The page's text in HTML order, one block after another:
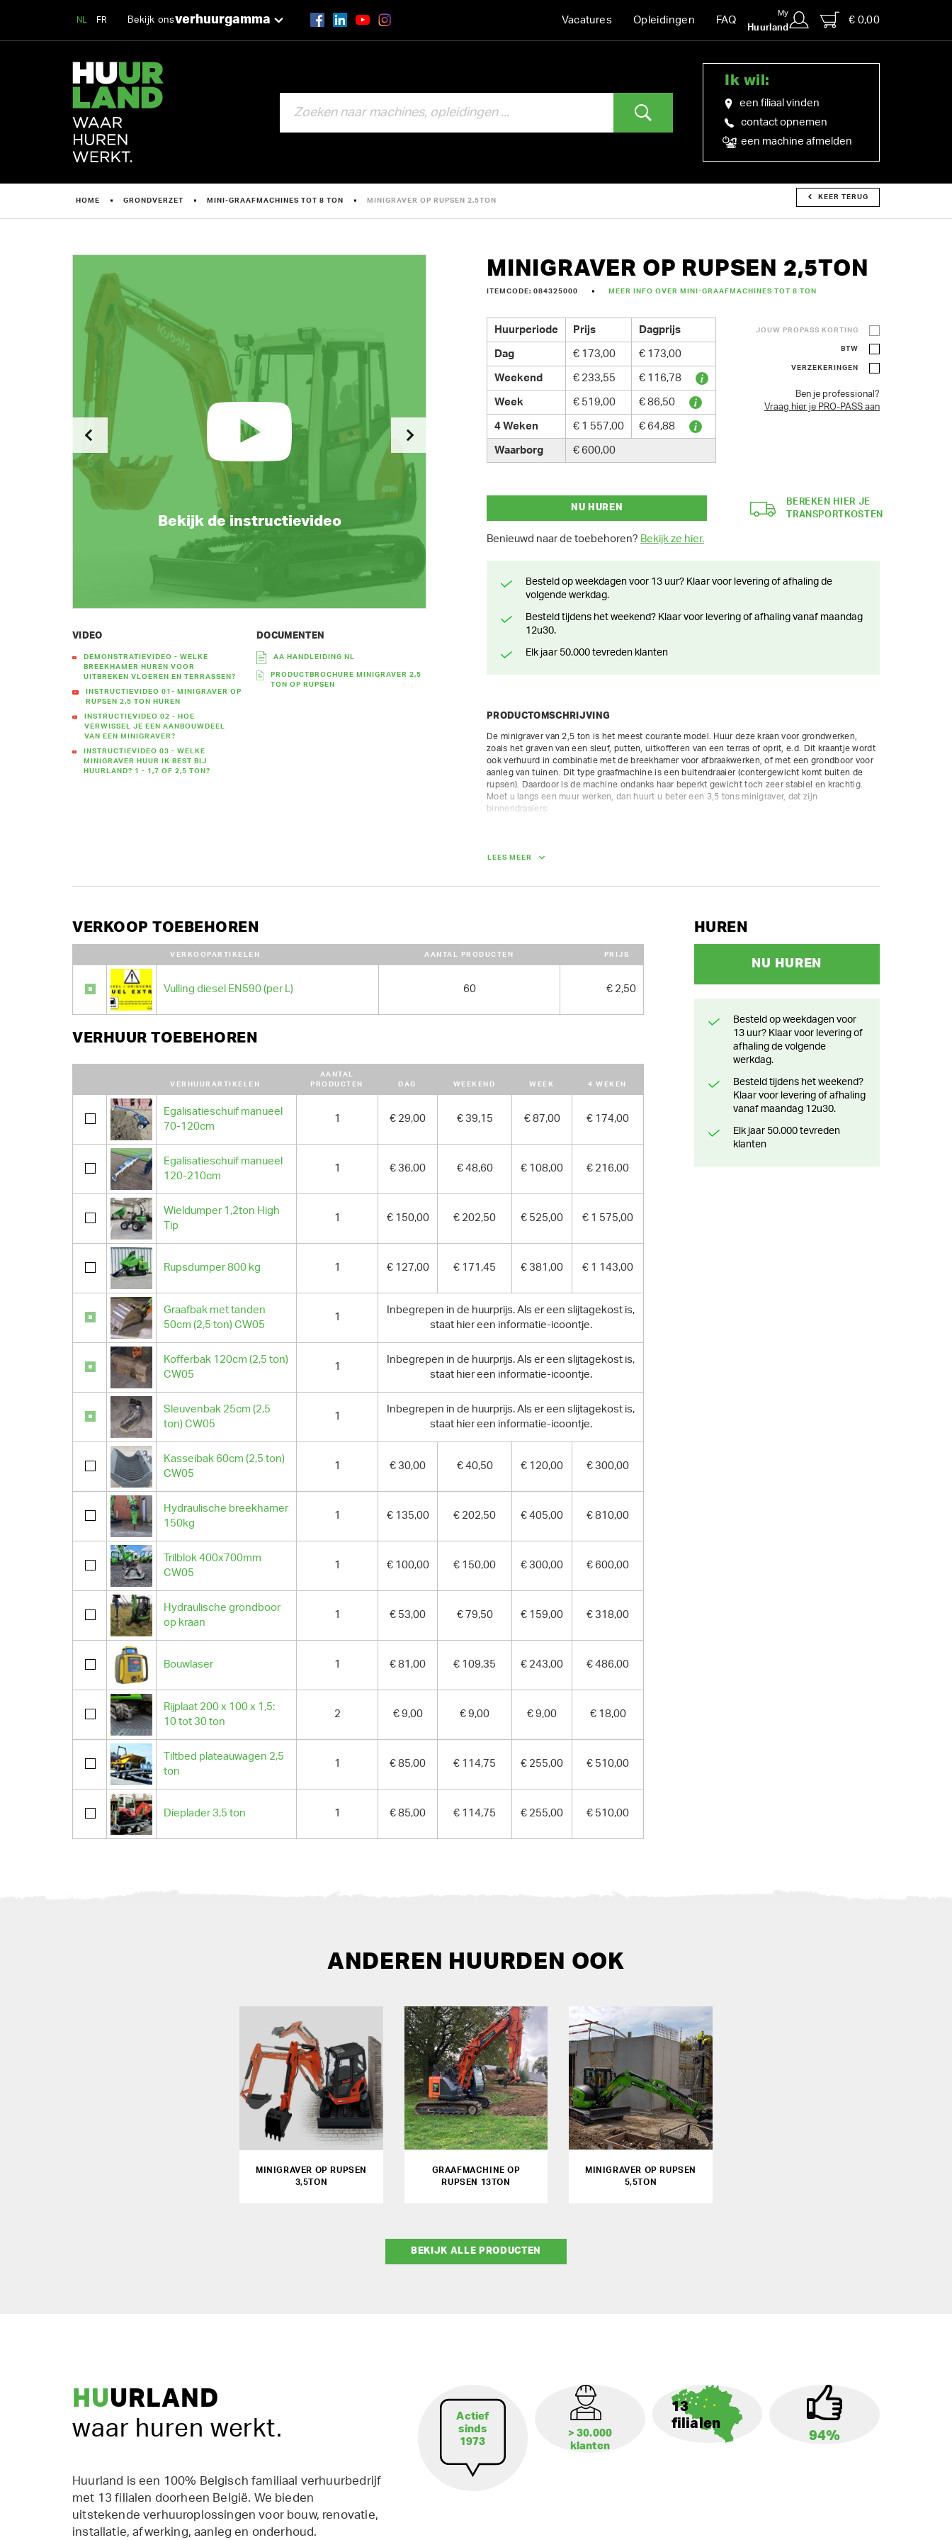
NL FR Bekijk onsverhuurgamma Vacatures Opleidingen FAQ
My
Huurland
€ 0,00
Ik wil:
een filiaal vinden
contact opnemen
een machine afmelden
HOME GRONDVERZET MINI-GRAAFMACHINES TOT 8 TON MINIGRAVER OP RUPSEN 2,5TON KEER TERUG
MINIGRAVER OP RUPSEN 2,5TON
ITEMCODE: 084325000 MEER INFO OVER MINI-GRAAFMACHINES TOT 8 TON
Bekijk de instructievideo
VIDEO
DEMONSTRATIEVIDEO - WELKE
BREEKHAMER HUREN VOOR
UITBREKEN VLOEREN EN TERRASSEN?
INSTRUCTIEVIDEO 01- MINIGRAVER OP
RUPSEN 2,5 TON HUREN
INSTRUCTIEVIDEO 02 - HOE
VERWISSEL JE EEN AANBOUWDEEL
VAN EEN MINIGRAVER?
INSTRUCTIEVIDEO 03 - WELKE
MINIGRAVER HUUR IK BEST BIJ
HUURLAND? 1 - 1,7 OF 2,5 TON?
DOCUMENTEN
AA HANDLEIDING NL
PRODUCTBROCHURE MINIGRAVER 2,5
TON OP RUPSEN
Huurperiode Prijs Dagprijs
Dag € 173,00 € 173,00
Weekend € 233,55 € 116,78
Week € 519,00 € 86,50
4 Weken € 1 557,00 € 64,88
Waarborg € 600,00
JOUW PROPASS KORTING
BTW
VERZEKERINGEN
Ben je professional?
Vraag hier je PRO-PASS aan
NU HUREN
Benieuwd naar de toebehoren? Bekijk ze hier.
BEREKEN HIER JE
TRANSPORTKOSTEN
Besteld op weekdagen voor 13 uur? Klaar voor levering of afhaling de
volgende werkdag.
Besteld tijdens het weekend? Klaar voor levering of afhaling vanaf maandag
12u30.
Elk jaar 50.000 tevreden klanten
PRODUCTOMSCHRIJVING
De minigraver van 2,5 ton is het meest courante model. Huur deze kraan voor grondwerken,
zoals het graven van een sleuf, putten, uitkofferen van een terras of oprit, e.d. Dit kraantje wordt
ook verhuurd in combinatie met de breekhamer voor afbraakwerken, of met een grondboor voor
aanleg van tuinen. Dit type graafmachine is een buitendraaier (contergewicht komt buiten de
rupsen). Daardoor is de machine ondanks haar beperkt gewicht toch zeer stabiel en krachtig.
Moet u langs een muur werken, dan huurt u beter een 3,5 tons minigraver, dat zijn
binnendraaiers.
max graafdiepte 2,49 m
aan 1/8ste dagtarief
AFMETINGEN (L X BR X H):
LEES MEER
VERKOOP TOEBEHOREN
VERKOOPARTIKELEN AANTAL PRODUCTEN PRIJS
Vulling diesel EN590 (per L) 60 € 2,50
VERHUUR TOEBEHOREN
VERHUURARTIKELEN
AANTAL
PRODUCTEN
DAG WEEKEND WEEK 4 WEKEN
Egalisatieschuif manueel
70-120cm
1 € 29,00 € 39,15 € 87,00 € 174,00
Egalisatieschuif manueel
120-210cm
1 € 36,00 € 48,60 € 108,00 € 216,00
Wieldumper 1,2ton High
Tip
1 € 150,00 € 202,50 € 525,00 € 1 575,00
Rupsdumper 800 kg 1 € 127,00 € 171,45 € 381,00 € 1 143,00
Graafbak met tanden
50cm (2,5 ton) CW05
1
Inbegrepen in de huurprijs. Als er een slijtagekost is,
staat hier een informatie-icoontje.
Kofferbak 120cm (2,5 ton)
CW05
1
Inbegrepen in de huurprijs. Als er een slijtagekost is,
staat hier een informatie-icoontje.
Sleuvenbak 25cm (2,5
ton) CW05
1
Inbegrepen in de huurprijs. Als er een slijtagekost is,
staat hier een informatie-icoontje.
Kasseibak 60cm (2,5 ton)
CW05
1 € 30,00 € 40,50 € 120,00 € 300,00
Hydraulische breekhamer
150kg
1 € 135,00 € 202,50 € 405,00 € 810,00
Trilblok 400x700mm
CW05
1 € 100,00 € 150,00 € 300,00 € 600,00
Hydraulische grondboor
op kraan
1 € 53,00 € 79,50 € 159,00 € 318,00
Bouwlaser 1 € 81,00 € 109,35 € 243,00 € 486,00
Rijplaat 200 x 100 x 1,5:
10 tot 30 ton
2 € 9,00 € 9,00 € 9,00 € 18,00
Tiltbed plateauwagen 2,5
ton
1 € 85,00 € 114,75 € 255,00 € 510,00
Dieplader 3,5 ton 1 € 85,00 € 114,75 € 255,00 € 510,00
HUREN
NU HUREN
Besteld op weekdagen voor
13 uur? Klaar voor levering of
afhaling de volgende
werkdag.
Besteld tijdens het weekend?
Klaar voor levering of afhaling
vanaf maandag 12u30.
Elk jaar 50.000 tevreden
klanten
ANDEREN HUURDEN OOK
MINIGRAVER OP RUPSEN
3,5TON
GRAAFMACHINE OP
RUPSEN 13TON
MINIGRAVER OP RUPSEN
5,5TON
BEKIJK ALLE PRODUCTEN
HUURLAND
waar huren werkt.
Huurland is een 100% Belgisch familiaal verhuurbedrijf
met 13 filialen doorheen België. We bieden
uitstekende verhuuroplossingen voor bouw, renovatie,
installatie, afwerking, aanleg en onderhoud.
Actief
sinds
1973
> 30.000
klanten
13
filialen
94%